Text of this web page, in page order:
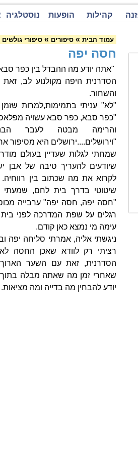
קהילות הופעות נוסטלגיה
עמוד הבית » סיפורים » סיפורי גולשים
חסה יפה
"אתה יודע מה ההבדל בין כפר
הסדרנית היפה מקולנוע לב,
והשחור.
"לא" עניתי בתמימות,למרות
"כפר סבא, כפר סבא עשויה
והרימה מבטה לעבר
"וירושלים....ירושלים היא מסיפור
שמחתי לגלות שעדיין בעולם
שיודעים להעריך טיבה של אבן
לקרוא את מה שכתוב בין
שיטוטי בדרך בית לחם, שמעתי
"חסה יפה, חסה יפה" ערבייה
רגלים על שפת המדרכה לפני
עימה מי נמצא כאן קודם.
ניגשתי אליה, אמרתי סליחה
רציתי רק לוודא שאכן החסה
הסדרנית, זאת עם השער
שאחרי זמן מה שאתה מבלה בתוך
יודע להבחין מה בדייה ומה